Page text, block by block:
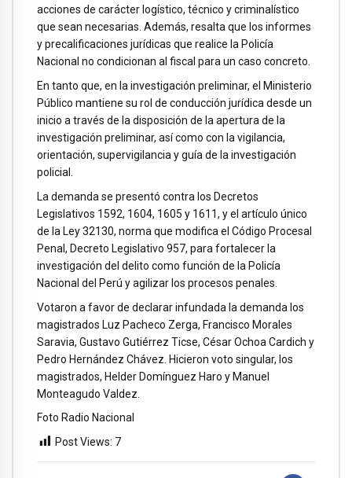
acciones de carácter logístico, técnico y criminalístico
que sean necesarias. Además, resalta que los informes
y precalificaciones jurídicas que realice la Policía
Nacional no condicionan al fiscal para un caso concreto.
En tanto que, en la investigación preliminar, el Ministerio
Público mantiene su rol de conducción jurídica desde un
inicio a través de la disposición de la apertura de la
investigación preliminar, así como con la vigilancia,
orientación, supervigilancia y guía de la investigación
policial.
La demanda se presentó contra los Decretos
Legislativos 1592, 1604, 1605 y 1611, y el artículo único
de la Ley 32130, norma que modifica el Código Procesal
Penal, Decreto Legislativo 957, para fortalecer la
investigación del delito como función de la Policía
Nacional del Perú y agilizar los procesos penales.
Votaron a favor de declarar infundada la demanda los
magistrados Luz Pacheco Zerga, Francisco Morales
Saravia, Gustavo Gutiérrez Ticse, César Ochoa Cardich y
Pedro Hernández Chávez. Hicieron voto singular, los
magistrados, Helder Domínguez Haro y Manuel
Monteagudo Valdez.
Foto Radio Nacional
Post Views: 7